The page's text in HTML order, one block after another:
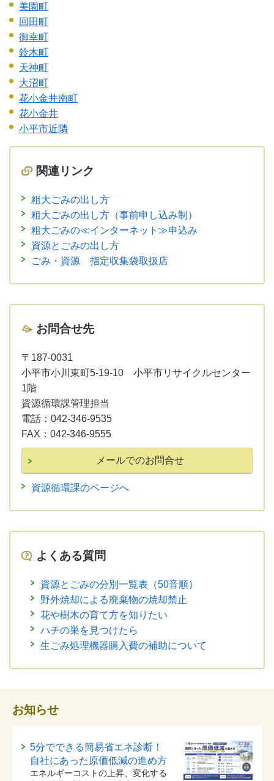
美園町
回田町
御幸町
鈴木町
天神町
大沼町
花小金井南町
花小金井
小平市近隣
関連リンク
粗大ごみの出し方
粗大ごみの出し方（事前申し込み制）
粗大ごみの≪インターネット≫申込み
資源とごみの出し方
ごみ・資源 指定収集袋取扱店
お問合せ先
〒187-0031
小平市小川東町5-19-10 小平市リサイクルセンター
1階
資源循環課管理担当
電話： 042-346-9535
FAX： 042-346-9555
資源循環課のページへ
よくある質問
資源とごみの分別一覧表（50音順）
野外焼却による廃棄物の焼却禁止
花や樹木の育て方を知りたい
ハチの巣を見つけたら
生ごみ処理機器購入費の補助について
お知らせ
5分でできる簡易省エネ診断！
自社にあった原価低減の進め方
エネルギーコストの上昇、変化する